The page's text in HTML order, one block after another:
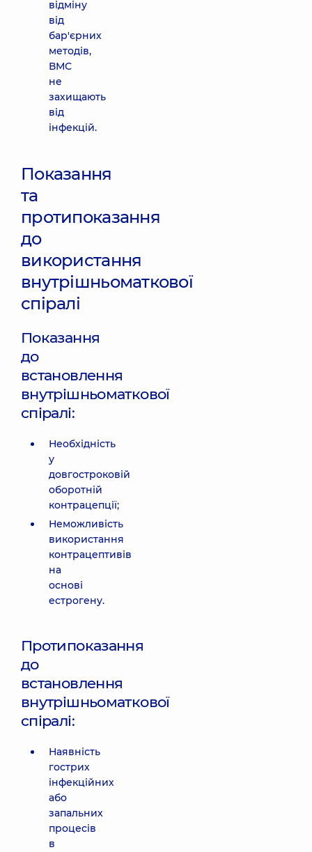
відміну
від
бар'єрних
методів,
ВМС
не
захищають
від
інфекцій.
Показання
та
протипоказання
до
використання
внутрішньоматкової
спіралі
Показання
до
встановлення
внутрішньоматкової
спіралі:
Необхідність
у
довгостроковій
оборотній
контрацепції;
Неможливість
використання
контрацептивів
на
основі
естрогену.
Протипоказання
до
встановлення
внутрішньоматкової
спіралі:
Наявність
гострих
інфекційних
або
запальних
процесів
в